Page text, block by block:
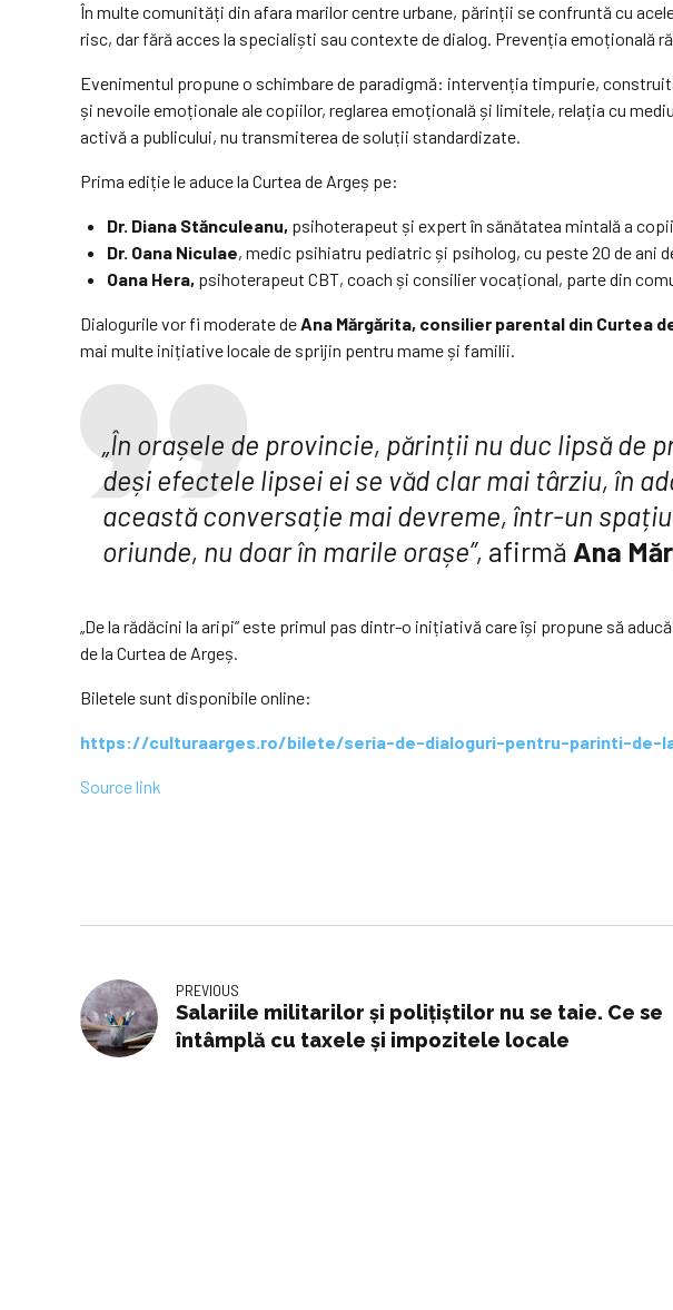
În multe comunități din afara marilor centre urbane, părinții se confruntă cu
risc, dar fără acces la specialiști sau contexte de dialog. Prevenția emoțională
Evenimentul propune o schimbare de paradigmă: intervenția timpurie,
și nevoile emoționale ale copiilor, reglarea emoțională și limitele, relația cu
activă a publicului, nu transmiterea de soluții standardizate.
Prima ediție le aduce la Curtea de Argeș pe:
Dr. Diana Stănculeanu, psihoterapeut și expert în sănătatea mintală a
Dr. Oana Niculae, medic psihiatru pediatric și psiholog, cu peste 20 de ani
Oana Hera, psihoterapeut CBT, coach și consilier vocațional, parte din
Dialogurile vor fi moderate deAna Mărgărita, consilier parental din Curtea
mai multe inițiative locale de sprijin pentru mame și familii.
„În orașele de provincie, părinții nu duc lipsă
deși efectele lipsei ei se văd clar mai târziu, în
această conversație mai devreme, într-un
oriunde, nu doar în marile orașe”, afirmă Ana
„De la rădăcini la aripi” este primul pas dintr-o inițiativă care își propune să
de la Curtea de Argeș.
Biletele sunt disponibile online:
https://culturaarges.ro/bilete/seria-de-dialoguri-pentru-parinti-de-
Source link
PREVIOUS
Salariile militarilor și polițiștilor nu se taie. Ce se
întâmplă cu taxele și impozitele locale